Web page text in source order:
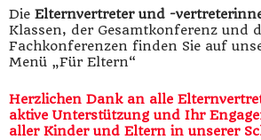
Die Elternvertreter und -
Klassen, der Gesamtkonferenz und
Fachkonferenzen finden Sie auf
Menü „Für Eltern“
Herzlichen Dank an alle
aktive Unterstützung und Ihr
aller Kinder und Eltern in unserer